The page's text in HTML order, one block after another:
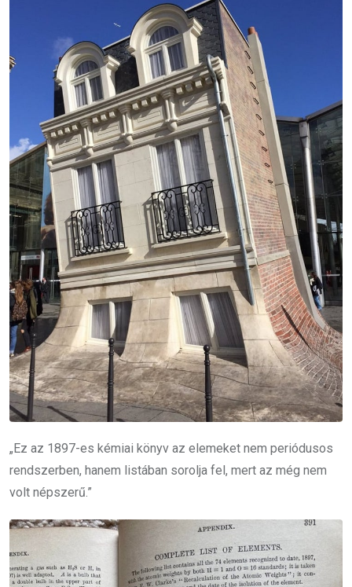
„Ez az 1897-es kémiai könyv az elemeket nem periódusos
rendszerben, hanem listában sorolja fel, mert az még nem
volt népszerű.”